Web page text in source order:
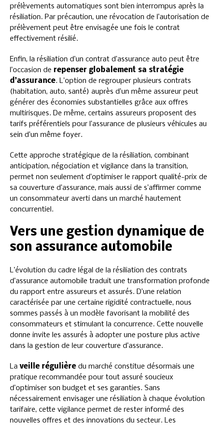
prélèvements automatiques sont bien interrompus après la
résiliation. Par précaution, une révocation de l’autorisation de
prélèvement peut être envisagée une fois le contrat
effectivement résilié.
Enfin, la résiliation d’un contrat d’assurance auto peut être
l’occasion de repenser globalement sa stratégie
d’assurance. L’option de regrouper plusieurs contrats
(habitation, auto, santé) auprès d’un même assureur peut
générer des économies substantielles grâce aux offres
multirisques. De même, certains assureurs proposent des
tarifs préférentiels pour l’assurance de plusieurs véhicules au
sein d’un même foyer.
Cette approche stratégique de la résiliation, combinant
anticipation, négociation et vigilance dans la transition,
permet non seulement d’optimiser le rapport qualité-prix de
sa couverture d’assurance, mais aussi de s’affirmer comme
un consommateur averti dans un marché hautement
concurrentiel.
Vers une gestion dynamique de
son assurance automobile
L’évolution du cadre légal de la résiliation des contrats
d’assurance automobile traduit une transformation profonde
du rapport entre assureurs et assurés. D’une relation
caractérisée par une certaine rigidité contractuelle, nous
sommes passés à un modèle favorisant la mobilité des
consommateurs et stimulant la concurrence. Cette nouvelle
donne invite les assurés à adopter une posture plus active
dans la gestion de leur couverture d’assurance.
La veille régulière du marché constitue désormais une
pratique recommandée pour tout assuré soucieux
d’optimiser son budget et ses garanties. Sans
nécessairement envisager une résiliation à chaque évolution
tarifaire, cette vigilance permet de rester informé des
nouvelles offres et des innovations du secteur. Les